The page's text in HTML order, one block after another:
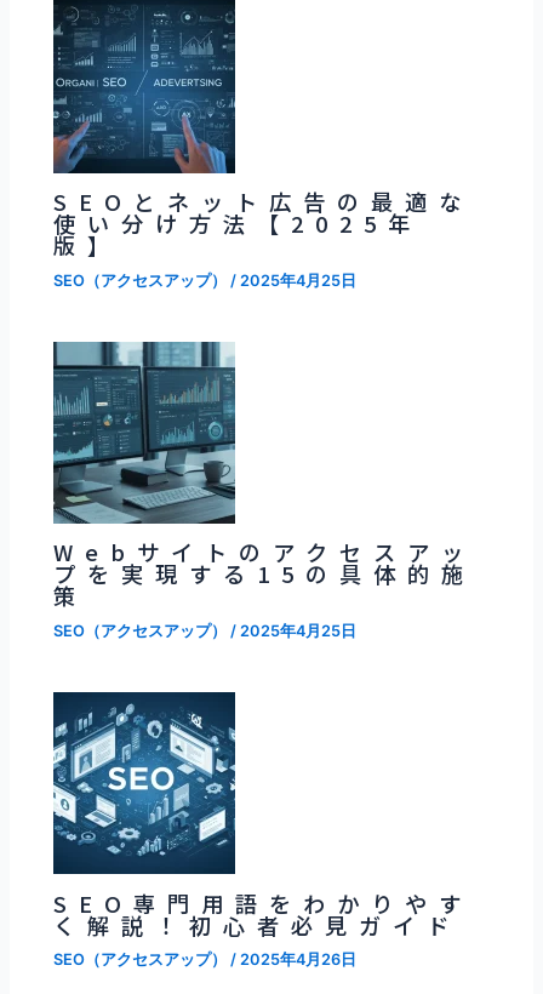
SEOとネット広告の最適な
使い分け方法【2025年
版】
SEO（アクセスアップ） /2025年4月25日
Webサイトのアクセスアッ
プを実現する15の具体的施
策
SEO（アクセスアップ） /2025年4月25日
SEO専門用語をわかりやす
く解説！初心者必見ガイド
SEO（アクセスアップ） /2025年4月26日